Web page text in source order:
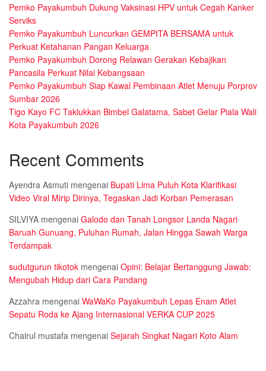
Pemko Payakumbuh Dukung Vaksinasi HPV untuk Cegah Kanker
Serviks
Pemko Payakumbuh Luncurkan GEMPITA BERSAMA untuk
Perkuat Ketahanan Pangan Keluarga
Pemko Payakumbuh Dorong Relawan Gerakan Kebajikan
Pancasila Perkuat Nilai Kebangsaan
Pemko Payakumbuh Siap Kawal Pembinaan Atlet Menuju Porprov
Sumbar 2026
Tigo Kayo FC Taklukkan Bimbel Galatama, Sabet Gelar Piala Wali
Kota Payakumbuh 2026
Recent Comments
Ayendra Asmuti mengenai Bupati Lima Puluh Kota Klarifikasi
Video Viral Mirip Dirinya, Tegaskan Jadi Korban Pemerasan
SILVIYA mengenai Galodo dan Tanah Longsor Landa Nagari
Baruah Gunuang, Puluhan Rumah, Jalan Hingga Sawah Warga
Terdampak
sudutgurun tikotok mengenai Opini: Belajar Bertanggung Jawab:
Mengubah Hidup dari Cara Pandang
Azzahra mengenai WaWaKo Payakumbuh Lepas Enam Atlet
Sepatu Roda ke Ajang Internasional VERKA CUP 2025
Chairul mustafa mengenai Sejarah Singkat Nagari Koto Alam